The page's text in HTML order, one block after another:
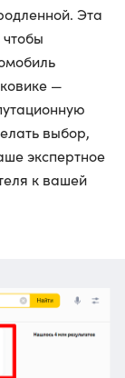
Эта
—
выбор,
экспертное
к вашей